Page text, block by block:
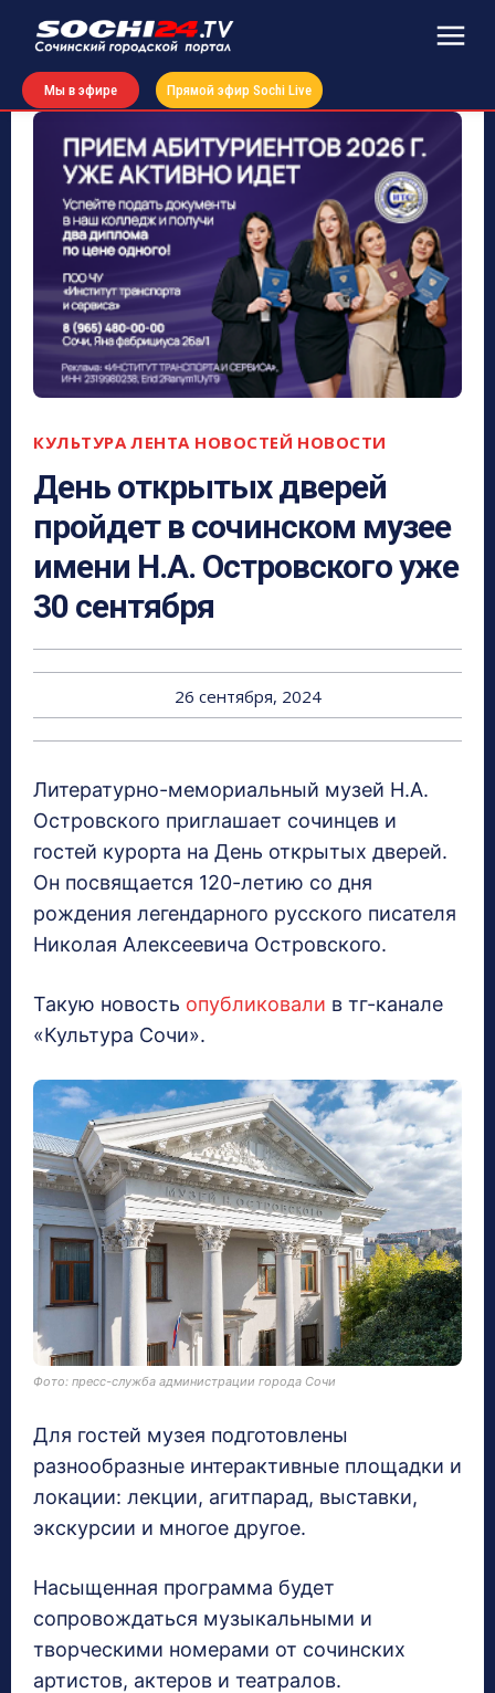
Мы в эфире Прямой эфир Sochi Live
КУЛЬТУРА ЛЕНТА НОВОСТЕЙ НОВОСТИ
День открытых дверей
пройдет в сочинском музее
имени Н.А. Островского уже
30 сентября
26 сентября, 2024
Литературно-мемориальный музей Н.А.
Островского приглашает сочинцев и
гостей курорта на День открытых дверей.
Он посвящается 120-летию со дня
рождения легендарного русского писателя
Николая Алексеевича Островского.
Такую новость опубликовали в тг-канале
«Культура Сочи».
Фото: пресс-служба администрации города Сочи
Для гостей музея подготовлены
разнообразные интерактивные площадки и
локации: лекции, агитпарад, выставки,
экскурсии и многое другое.
Насыщенная программа будет
сопровождаться музыкальными и
творческими номерами от сочинских
артистов, актеров и театралов.